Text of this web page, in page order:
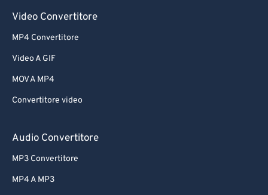
Video Convertitore
MP4 Convertitore
Video A GIF
MOV A MP4
Convertitore video
Audio Convertitore
MP3 Convertitore
MP4 A MP3